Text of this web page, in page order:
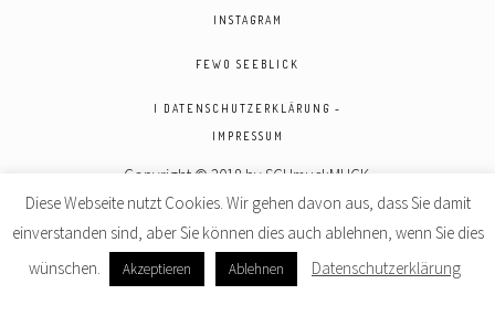
INSTAGRAM
FEWO SEEBLICK
| DATENSCHUTZERKLÄRUNG -
IMPRESSUM
Copyright © 2018 by SCHmuckMUCK.
Powered byFreeEyes. All rights reserved.
Diese Webseite nutzt Cookies. Wir gehen davon aus, dass Sie damit
einverstanden sind, aber Sie können dies auch ablehnen, wenn Sie dies
wünschen.
Akzeptieren Ablehnen Datenschutzerklärung